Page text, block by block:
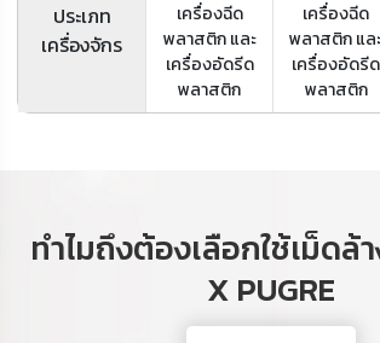
ประเภท
เครื่องจักร
เครื่องฉีด
พลาสติก และ
เครื่องอัดรีด
พลาสติก
เครื่องฉีด
พลาสติก แล
เครื่องอัดรีด
พลาสติก
ทำไมถึงต้องเลือกใช้เม็ดล้
X PUGRE